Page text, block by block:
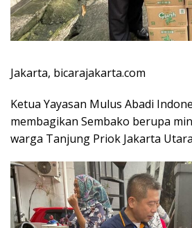
Jakarta, bicarajakarta.com
Ketua Yayasan Mulus Abadi
membagikan Sembako berupa
warga Tanjung Priok Jakarta